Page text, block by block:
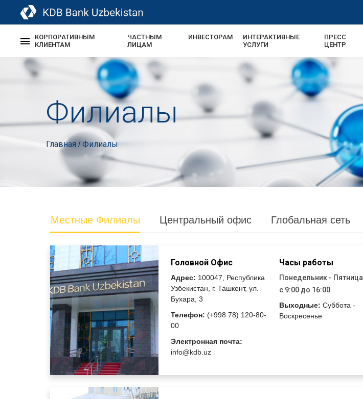
КОРПОРАТИВНЫМ
КЛИЕНТАМ
ЧАСТНЫМ
ЛИЦАМ
ИНВЕСТОРАМ
ИНТЕРАКТИВНЫЕ
УСЛУГИ
ПРЕСС
ЦЕНТР
Филиалы
Главная /Филиалы
Местные Филиалы Центральный офис Глобальная сеть
Головной Офис
Адрес: 100047, Республика
Узбекистан, г. Ташкент, ул.
Бухара, 3
Телефон: (+998 78) 120-80-
00
Электронная почта:
info@kdb.uz
Часы работы
Понедельник - Пятница
с 9:00 до 16:00
Выходные: Суббота -
Воскресенье